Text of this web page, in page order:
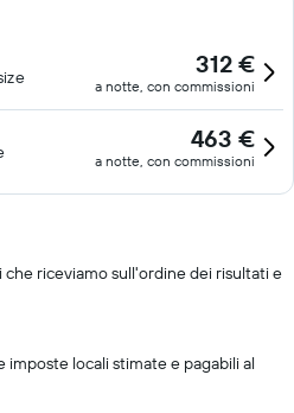
312 €
a notte, con commissioni
463 €
a notte, con commissioni
riceviamo sull'ordine dei risultati e
locali stimate e pagabili al